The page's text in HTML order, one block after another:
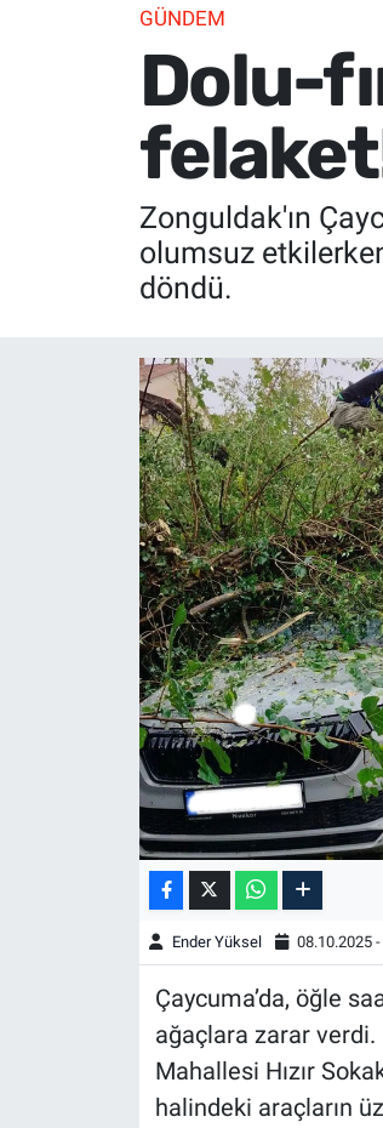
GÜNDEM
Dolu-
Zonguldak'ın
olumsuz
döndü.
Ender Yüksel 08.10.2025
Çaycuma’da, öğle
ağaçlara zarar verdi.
Mahallesi Hızır
halindeki araçların